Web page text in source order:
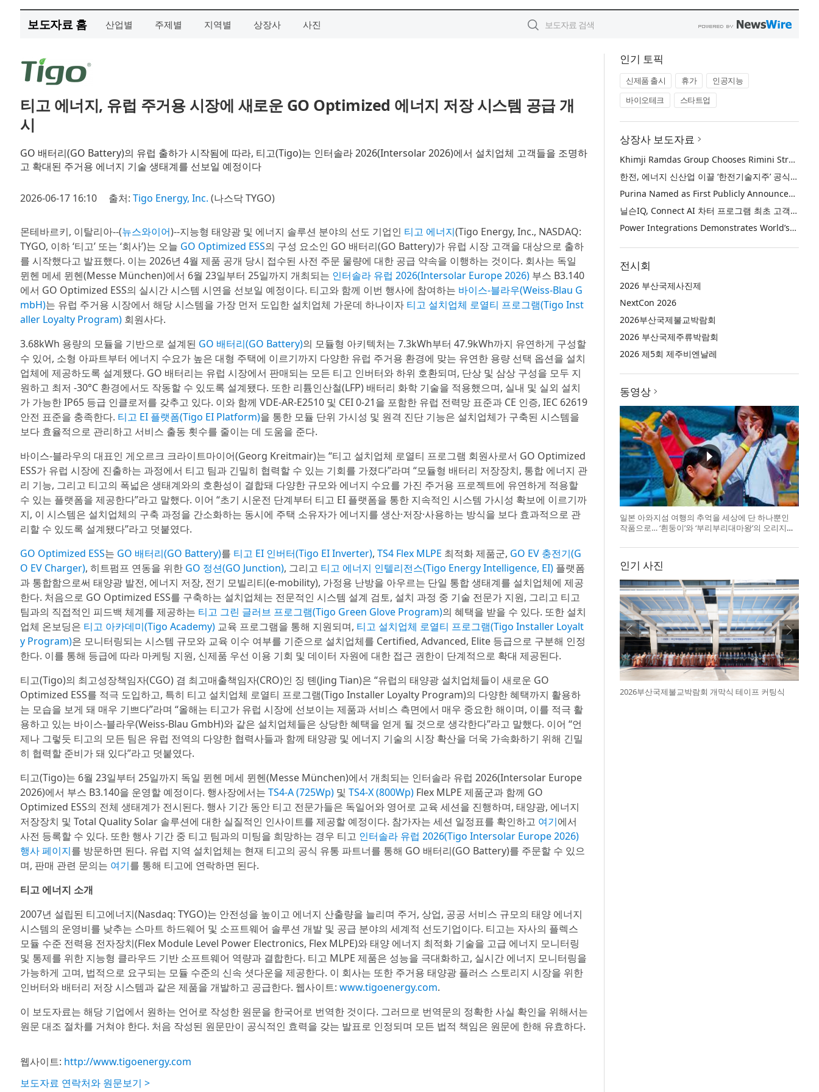
보도자료 홈 산업별 주제별 지역별 상장사 사진
티고 에너지, 유럽 주거용 시장에 새로운 GO Optimized 에너지 저장 시스템 공급 개
시
GO 배터리(GO Battery)의 유럽 출하가 시작됨에 따라, 티고(Tigo)는 인터솔라 2026(Intersolar 2026)에서 설치업체 고객들을 조명하
고 확대된 주거용 에너지 기술 생태계를 선보일 예정이다
2026-06-17 16:10 출처: Tigo Energy, Inc. (나스닥 TYGO)
몬테바르키, 이탈리아--(뉴스와이어)--지능형 태양광 및 에너지 솔루션 분야의 선도 기업인 티고 에너지(Tigo Energy, Inc., NASDAQ:
TYGO, 이하 ‘티고’ 또는 ‘회사’)는 오늘 GO Optimized ESS의 구성 요소인 GO 배터리(GO Battery)가 유럽 시장 고객을 대상으로 출하
를 시작했다고 발표했다. 이는 2026년 4월 제품 공개 당시 접수된 사전 주문 물량에 대한 공급 약속을 이행하는 것이다. 회사는 독일
뮌헨 메세 뮌헨(Messe München)에서 6월 23일부터 25일까지 개최되는 인터솔라 유럽 2026(Intersolar Europe 2026) 부스 B3.140
에서 GO Optimized ESS의 실시간 시스템 시연을 선보일 예정이다. 티고와 함께 이번 행사에 참여하는 바이스-블라우(Weiss-Blau G
mbH)는 유럽 주거용 시장에서 해당 시스템을 가장 먼저 도입한 설치업체 가운데 하나이자 티고 설치업체 로열티 프로그램(Tigo Inst
aller Loyalty Program) 회원사다.
3.68kWh 용량의 모듈을 기반으로 설계된 GO 배터리(GO Battery)의 모듈형 아키텍처는 7.3kWh부터 47.9kWh까지 유연하게 구성할
수 있어, 소형 아파트부터 에너지 수요가 높은 대형 주택에 이르기까지 다양한 유럽 주거용 환경에 맞는 유연한 용량 선택 옵션을 설치
업체에 제공하도록 설계됐다. GO 배터리는 유럽 시장에서 판매되는 모든 티고 인버터와 하위 호환되며, 단상 및 삼상 구성을 모두 지
원하고 최저 -30°C 환경에서도 작동할 수 있도록 설계됐다. 또한 리튬인산철(LFP) 배터리 화학 기술을 적용했으며, 실내 및 실외 설치
가 가능한 IP65 등급 인클로저를 갖추고 있다. 이와 함께 VDE-AR-E2510 및 CEI 0-21을 포함한 유럽 전력망 표준과 CE 인증, IEC 62619
안전 표준을 충족한다. 티고 EI 플랫폼(Tigo EI Platform)을 통한 모듈 단위 가시성 및 원격 진단 기능은 설치업체가 구축된 시스템을
보다 효율적으로 관리하고 서비스 출동 횟수를 줄이는 데 도움을 준다.
바이스-블라우의 대표인 게오르크 크라이트마이어(Georg Kreitmair)는 “티고 설치업체 로열티 프로그램 회원사로서 GO Optimized
ESS가 유럽 시장에 진출하는 과정에서 티고 팀과 긴밀히 협력할 수 있는 기회를 가졌다”라며 “모듈형 배터리 저장장치, 통합 에너지 관
리 기능, 그리고 티고의 폭넓은 생태계와의 호환성이 결합돼 다양한 규모와 에너지 수요를 가진 주거용 프로젝트에 유연하게 적용할
수 있는 플랫폼을 제공한다”라고 말했다. 이어 “초기 시운전 단계부터 티고 EI 플랫폼을 통한 지속적인 시스템 가시성 확보에 이르기까
지, 이 시스템은 설치업체의 구축 과정을 간소화하는 동시에 주택 소유자가 에너지를 생산·저장·사용하는 방식을 보다 효과적으로 관
리할 수 있도록 설계됐다”라고 덧붙였다.
GO Optimized ESS는 GO 배터리(GO Battery)를 티고 EI 인버터(Tigo EI Inverter), TS4 Flex MLPE 최적화 제품군, GO EV 충전기(G
O EV Charger), 히트펌프 연동을 위한 GO 정션(GO Junction), 그리고 티고 에너지 인텔리전스(Tigo Energy Intelligence, EI) 플랫폼
과 통합함으로써 태양광 발전, 에너지 저장, 전기 모빌리티(e-mobility), 가정용 난방을 아우르는 단일 통합 생태계를 설치업체에 제공
한다. 처음으로 GO Optimized ESS를 구축하는 설치업체는 전문적인 시스템 설계 검토, 설치 과정 중 기술 전문가 지원, 그리고 티고
팀과의 직접적인 피드백 체계를 제공하는 티고 그린 글러브 프로그램(Tigo Green Glove Program)의 혜택을 받을 수 있다. 또한 설치
업체 온보딩은 티고 아카데미(Tigo Academy) 교육 프로그램을 통해 지원되며, 티고 설치업체 로열티 프로그램(Tigo Installer Loyalt
y Program)은 모니터링되는 시스템 규모와 교육 이수 여부를 기준으로 설치업체를 Certified, Advanced, Elite 등급으로 구분해 인정
한다. 이를 통해 등급에 따라 마케팅 지원, 신제품 우선 이용 기회 및 데이터 자원에 대한 접근 권한이 단계적으로 확대 제공된다.
티고(Tigo)의 최고성장책임자(CGO) 겸 최고매출책임자(CRO)인 징 톈(Jing Tian)은 “유럽의 태양광 설치업체들이 새로운 GO
Optimized ESS를 적극 도입하고, 특히 티고 설치업체 로열티 프로그램(Tigo Installer Loyalty Program)의 다양한 혜택까지 활용하
는 모습을 보게 돼 매우 기쁘다”라며 “올해는 티고가 유럽 시장에 선보이는 제품과 서비스 측면에서 매우 중요한 해이며, 이를 적극 활
용하고 있는 바이스-블라우(Weiss-Blau GmbH)와 같은 설치업체들은 상당한 혜택을 얻게 될 것으로 생각한다”라고 말했다. 이어 “언
제나 그렇듯 티고의 모든 팀은 유럽 전역의 다양한 협력사들과 함께 태양광 및 에너지 기술의 시장 확산을 더욱 가속화하기 위해 긴밀
히 협력할 준비가 돼 있다”라고 덧붙였다.
티고(Tigo)는 6월 23일부터 25일까지 독일 뮌헨 메세 뮌헨(Messe München)에서 개최되는 인터솔라 유럽 2026(Intersolar Europe
2026)에서 부스 B3.140을 운영할 예정이다. 행사장에서는 TS4-A (725Wp) 및 TS4-X (800Wp) Flex MLPE 제품군과 함께 GO
Optimized ESS의 전체 생태계가 전시된다. 행사 기간 동안 티고 전문가들은 독일어와 영어로 교육 세션을 진행하며, 태양광, 에너지
저장장치 및 Total Quality Solar 솔루션에 대한 실질적인 인사이트를 제공할 예정이다. 참가자는 세션 일정표를 확인하고 여기에서
사전 등록할 수 있다. 또한 행사 기간 중 티고 팀과의 미팅을 희망하는 경우 티고 인터솔라 유럽 2026(Tigo Intersolar Europe 2026)
행사 페이지를 방문하면 된다. 유럽 지역 설치업체는 현재 티고의 공식 유통 파트너를 통해 GO 배터리(GO Battery)를 주문할 수 있으
며, 판매 관련 문의는 여기를 통해 티고에 연락하면 된다.
티고 에너지 소개
2007년 설립된 티고에너지(Nasdaq: TYGO)는 안전성을 높이고 에너지 산출량을 늘리며 주거, 상업, 공공 서비스 규모의 태양 에너지
시스템의 운영비를 낮추는 스마트 하드웨어 및 소프트웨어 솔루션 개발 및 공급 분야의 세계적 선도기업이다. 티고는 자사의 플렉스
모듈 수준 전력용 전자장치(Flex Module Level Power Electronics, Flex MLPE)와 태양 에너지 최적화 기술을 고급 에너지 모니터링
및 통제를 위한 지능형 클라우드 기반 소프트웨어 역량과 결합한다. 티고 MLPE 제품은 성능을 극대화하고, 실시간 에너지 모니터링을
가능하게 고며, 법적으로 요구되는 모듈 수준의 신속 셧다운을 제공한다. 이 회사는 또한 주거용 태양광 플러스 스토리지 시장을 위한
인버터와 배터리 저장 시스템과 같은 제품을 개발하고 공급한다. 웹사이트: www.tigoenergy.com.
이 보도자료는 해당 기업에서 원하는 언어로 작성한 원문을 한국어로 번역한 것이다. 그러므로 번역문의 정확한 사실 확인을 위해서는
원문 대조 절차를 거쳐야 한다. 처음 작성된 원문만이 공식적인 효력을 갖는 발표로 인정되며 모든 법적 책임은 원문에 한해 유효하다.
웹사이트: http://www.tigoenergy.com
보도자료 연락처와 원문보기 >
인기 토픽
신제품 출시 휴가
인공지능
바이오테크
스타트업
상장사 보도자료
Khimji Ramdas Group Chooses Rimini Street to Reduce SAP Support Costs, Protect 700+ Customizations and Reinvest Savings in Innovation
한전, 에너지 신산업 이끌 ‘한전기술지주’ 공식 출범
Purina Named as First Publicly Announced NIQ ConnectAI Charter Client
닐슨IQ, Connect AI 차터 프로그램 최초 고객사 ‘퓨리나’ 선정
Power Integrations Demonstrates World’s First 2200 V GaN Technology for Next-Era High-Voltage Power Systems
전시회
2026 부산국제사진제
NextCon 2026
2026부산국제불교박람회
2026 부산국제주류박람회
2026 제5회 제주비엔날레
동영상
일본 아와지섬 여행의 추억을 세상에 단 하나뿐인
작품으로… ‘흰둥이’와 ‘부리부리대마왕’의 오리지널
인기 사진
2026부산국제불교박람회 개막식 테이프 커팅식